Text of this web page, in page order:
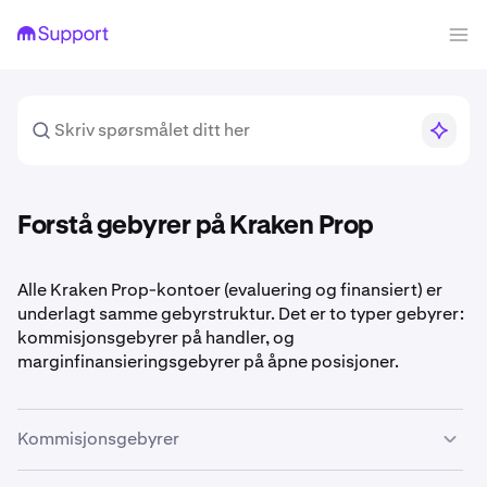
Forstå gebyrer på Kraken Prop
Alle Kraken Prop-kontoer (evaluering og finansiert) er
underlagt samme gebyrstruktur. Det er to typer gebyrer:
kommisjonsgebyrer på handler, og
marginfinansieringsgebyrer på åpne posisjoner.
Kommisjonsgebyrer